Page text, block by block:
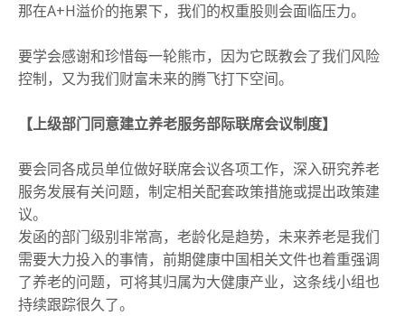
那在A+H溢价的拖累下，我们的权重股则会面临压力。
要学会感谢和珍惜每一轮熊市，因为它既教会了我们风险
控制，又为我们财富未来的腾飞打下空间。
【上级部门同意建立养老服务部际联席会议制度】
要会同各成员单位做好联席会议各项工作，深入研究养老
服务发展有关问题，制定相关配套政策措施或提出政策建
议。
发函的部门级别非常高，老龄化是趋势，未来养老是我们
需要大力投入的事情，前期健康中国相关文件也着重强调
了养老的问题，可将其归属为大健康产业，这条线小组也
持续跟踪很久了。